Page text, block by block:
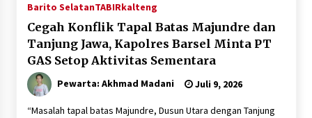
Barito SelatanTABIRkalteng
Cegah Konflik Tapal Batas Majundre dan
Tanjung Jawa, Kapolres Barsel Minta PT
GAS Setop Aktivitas Sementara
Pewarta: Akhmad Madani Juli 9, 2026
“Masalah tapal batas Majundre, Dusun Utara dengan Tanjung